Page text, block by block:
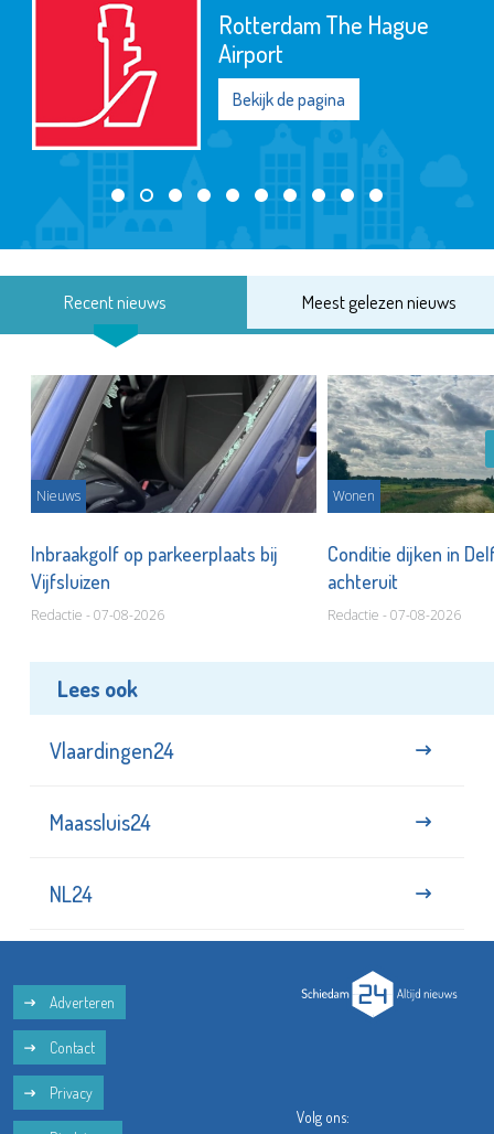
Rotterdam The Hague
Airport
Bekijk de pagina
Recent nieuws Meest gelezen nieuws
Nieuws
Inbraakgolf op parkeerplaats bij
Vijfsluizen
Redactie - 07-08-2026
Wonen
Conditie dijken in
achteruit
Redactie - 07-08-2026
Lees ook
Vlaardingen24
Maassluis24
NL24
Adverteren
Contact
Privacy
Volg ons: